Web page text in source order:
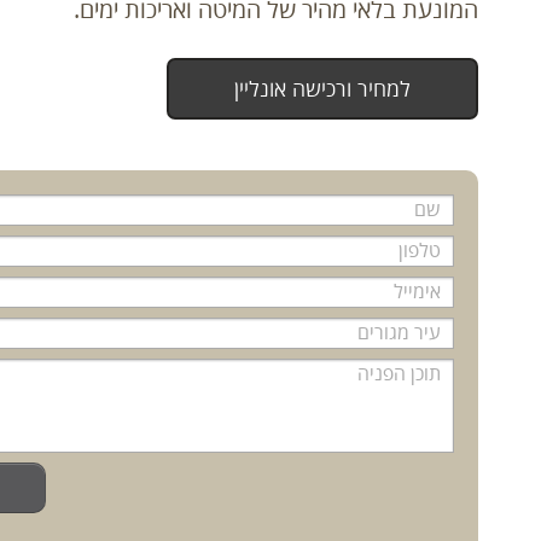
המונעת בלאי מהיר של המיטה ואריכות ימים.
למחיר ורכישה אונליין
שם
טלפון
אימייל
עיר מגורים
תוכן הפניה